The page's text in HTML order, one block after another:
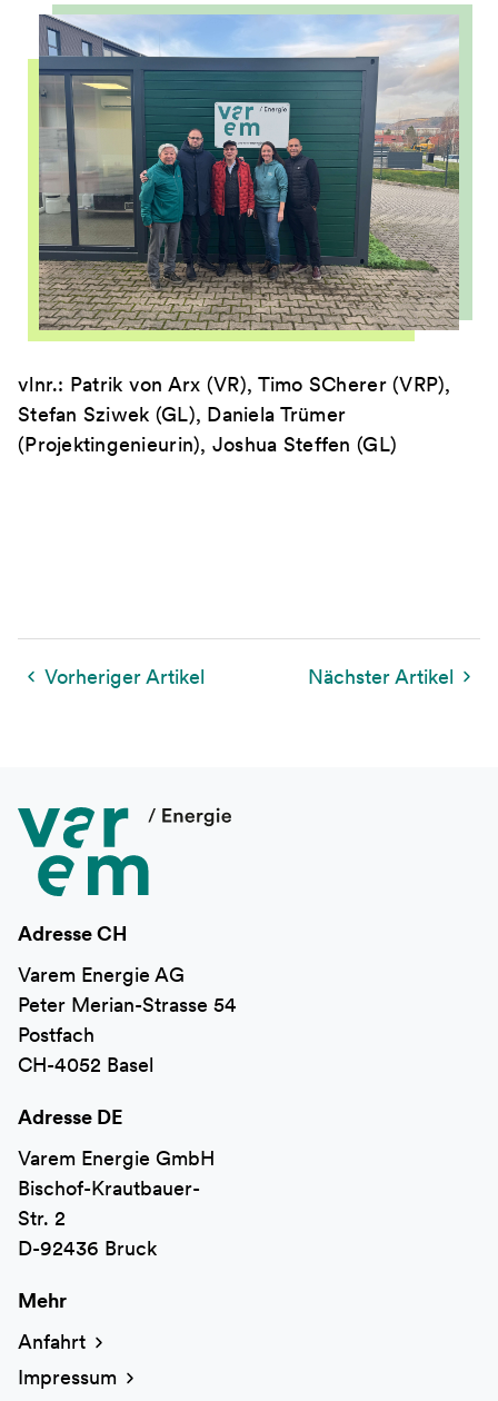
vlnr.: Patrik von Arx (VR), Timo SCherer (VRP),
Stefan Sziwek (GL), Daniela Trümer
(Projektingenieurin), Joshua Steffen (GL)
Vorheriger Artikel Nächster Artikel
Adresse CH
Varem Energie AG
Peter Merian-Strasse 54
Postfach
CH-4052 Basel
Adresse DE
Varem Energie GmbH
Bischof-Krautbauer-
Str. 2
D-92436 Bruck
Mehr
Anfahrt
Impressum